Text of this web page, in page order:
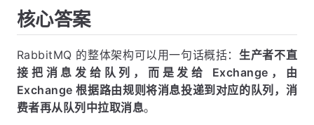
核心答案
RabbitMQ 的整体架构可以用一句话概括： 生产者不直
接把消息发给队列，而是发给 Exchange，由
Exchange 根据路由规则将消息投递到对应的队列，消
费者再从队列中拉取消息。